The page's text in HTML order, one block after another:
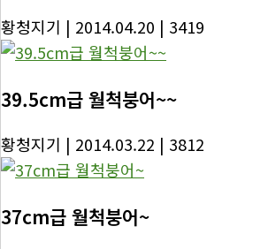
황청지기 | 2014.04.20 | 3419
39.5cm급 월척붕어~~
황청지기 | 2014.03.22 | 3812
37cm급 월척붕어~